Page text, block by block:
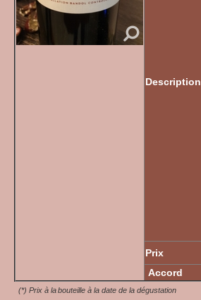
Description
Prix
Accord
(*) Prix à la bouteille à la date de la dégustation